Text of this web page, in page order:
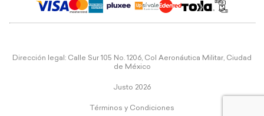
Dirección legal: Calle Sur 105 No. 1206, Col Aeronáutica Militar, Ciudad
de México
Justo 2026
Términos y Condiciones